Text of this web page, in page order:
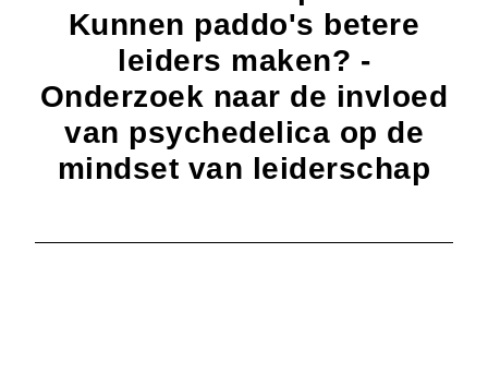
Kunnen paddo's betere
leiders maken? -
Onderzoek naar de invloed
van psychedelica op de
mindset van leiderschap